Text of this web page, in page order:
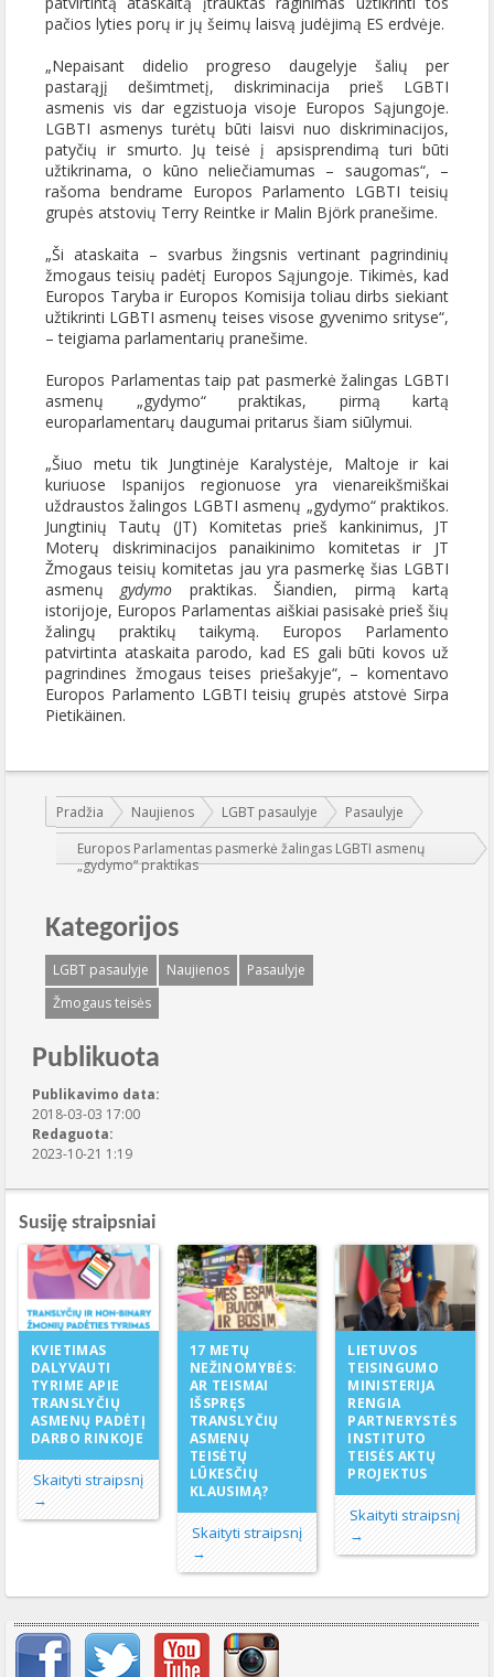
pačios lyties porų ir jų šeimų laisvą judėjimą ES erdvėje.
„Nepaisant didelio progreso daugelyje šalių per
pastarąjį dešimtmetį, diskriminacija prieš LGBTI
asmenis vis dar egzistuoja visoje Europos Sąjungoje.
LGBTI asmenys turėtų būti laisvi nuo diskriminacijos,
patyčių ir smurto. Jų teisė į apsisprendimą turi būti
užtikrinama, o kūno neliečiamumas – saugomas“, –
rašoma bendrame Europos Parlamento LGBTI teisių
grupės atstovių Terry Reintke ir Malin Björk pranešime.
„Ši ataskaita – svarbus žingsnis vertinant pagrindinių
žmogaus teisių padėtį Europos Sąjungoje. Tikimės, kad
Europos Taryba ir Europos Komisija toliau dirbs siekiant
užtikrinti LGBTI asmenų teises visose gyvenimo srityse“,
– teigiama parlamentarių pranešime.
Europos Parlamentas taip pat pasmerkė žalingas LGBTI
asmenų „gydymo“ praktikas, pirmą kartą
europarlamentarų daugumai pritarus šiam siūlymui.
„Šiuo metu tik Jungtinėje Karalystėje, Maltoje ir kai
kuriuose Ispanijos regionuose yra vienareikšmiškai
uždraustos žalingos LGBTI asmenų „gydymo“ praktikos.
Jungtinių Tautų (JT) Komitetas prieš kankinimus, JT
Moterų diskriminacijos panaikinimo komitetas ir JT
Žmogaus teisių komitetas jau yra pasmerkę šias LGBTI
asmenų gydymo praktikas. Šiandien, pirmą kartą
istorijoje, Europos Parlamentas aiškiai pasisakė prieš šių
žalingų praktikų taikymą. Europos Parlamento
patvirtinta ataskaita parodo, kad ES gali būti kovos už
pagrindines žmogaus teises priešakyje“, – komentavo
Europos Parlamento LGBTI teisių grupės atstovė Sirpa
Pietikäinen.
Jūs esate čia:
Pradžia Naujienos LGBT pasaulyje
Pasaulyje
Europos Parlamentas pasmerkė žalingas LGBTI asmenų
„gydymo“ praktikas
Kategorijos
LGBT pasaulyje Naujienos
Pasaulyje
Žmogaus teisės
Publikuota
Publikavimo data:
2018-03-03 17:00
Redaguota:
2023-10-21 1:19
Susiję straipsniai
KVIETIMAS
DALYVAUTI
TYRIME APIE
TRANSLYČIŲ
ASMENŲ PADĖTĮ
DARBO RINKOJE
Skaityti straipsnį
→
17 METŲ
NEŽINOMYBĖS:
AR TEISMAI
IŠSPRĘS
TRANSLYČIŲ
ASMENŲ
TEISĖTŲ
LŪKESČIŲ
KLAUSIMĄ?
Skaityti straipsnį
→
LIETUVOS
TEISINGUMO
MINISTERIJA
RENGIA
PARTNERYSTĖS
INSTITUTO
TEISĖS AKTŲ
PROJEKTUS
Skaityti straipsnį
→
Svarbių įrašų meniu